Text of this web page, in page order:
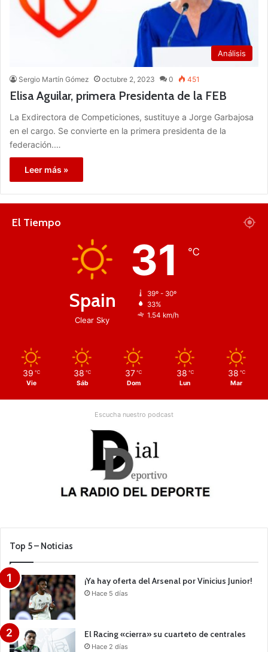
Análisis
Sergio Martín Gómez octubre 2, 2023 0 451
Elisa Aguilar, primera Presidenta de la FEB
La Exdirectora de Competiciones, sustituye a Jorge Garbajosa
en el cargo. Se convierte en la primera presidenta de la
federación.…
Leer más »
El Tiempo
Spain
Clear Sky
31 ℃
39º - 30º
33%
1.54 km/h
39 ℃
Vie
38 ℃
Sáb
37 ℃
Dom
38 ℃
Lun
38 ℃
Mar
Escucha nuestro podcast
Top 5 – Noticias
¡Ya hay oferta del Arsenal por Vinicius Junior!
Hace 5 días
El Racing «cierra» su cuarteto de centrales
Hace 2 días